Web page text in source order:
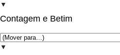
▼
Contagem e Betim
▼